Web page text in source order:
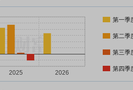
第一季
第二季
第三季
第四季